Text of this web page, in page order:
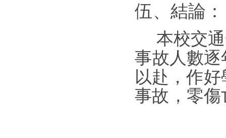
伍、結論 ：
本校交
事故人數逐
以赴，作好
事故 ，零傷